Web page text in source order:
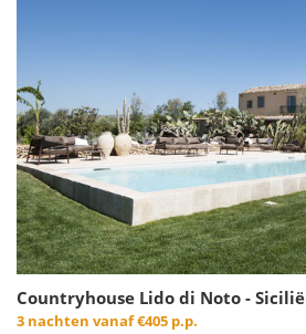
Countryhouse Lido di Noto - Sicilië
3 nachten vanaf€405 p.p.